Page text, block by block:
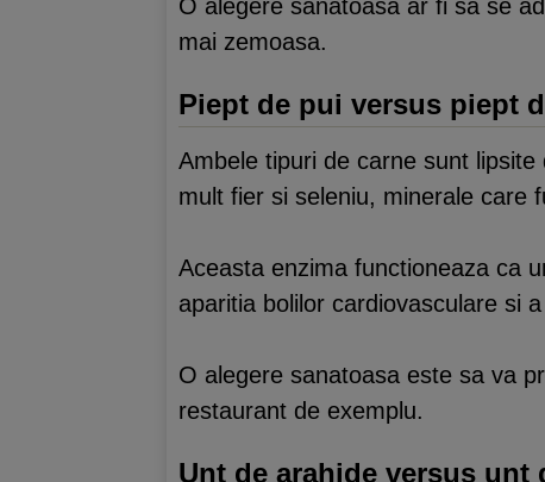
O alegere sanatoasa ar fi sa se
mai zemoasa.
Piept de pui versus piept
Ambele tipuri de carne sunt
mult fier si seleniu, minerale care
Aceasta enzima functioneaza ca
aparitia bolilor cardiovasculare si
O alegere sanatoasa este sa va
restaurant de exemplu.
Unt de arahide versus unt